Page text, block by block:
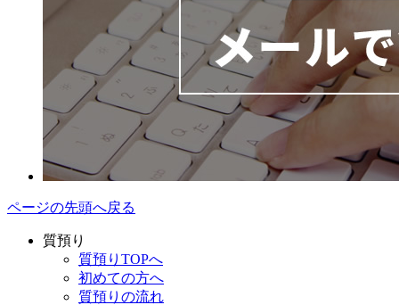
ページの先頭へ戻る
質預り
質預りTOPへ
初めての方へ
質預りの流れ